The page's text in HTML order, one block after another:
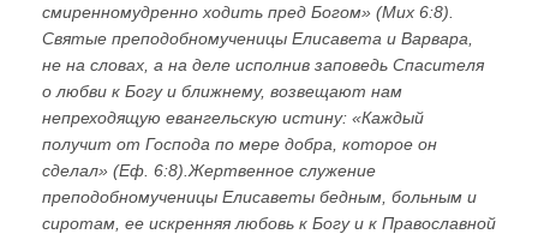
смиренномудренно ходить пред Богом» (Мих 6:8).
Святые преподобномученицы Елисавета и Варвара,
не на словах, а на деле исполнив заповедь Спасителя
о любви к Богу и ближнему, возвещают нам
непреходящую евангельскую истину: «Каждый
получит от Господа по мере добра, которое он
сделал» (Еф. 6:8).Жертвенное служение
преподобномученицы Елисаветы бедным, больным и
сиротам, ее искренняя любовь к Богу и к Православной